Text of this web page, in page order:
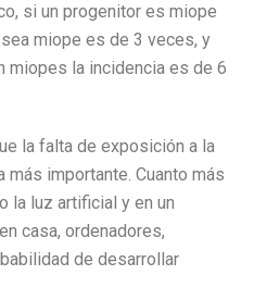
si un progenitor es miope
miope es de 3 veces, y
la incidencia es de 6
la falta de exposición a la
más importante. Cuanto más
la luz artificial y en un
casa, ordenadores,
de desarrollar